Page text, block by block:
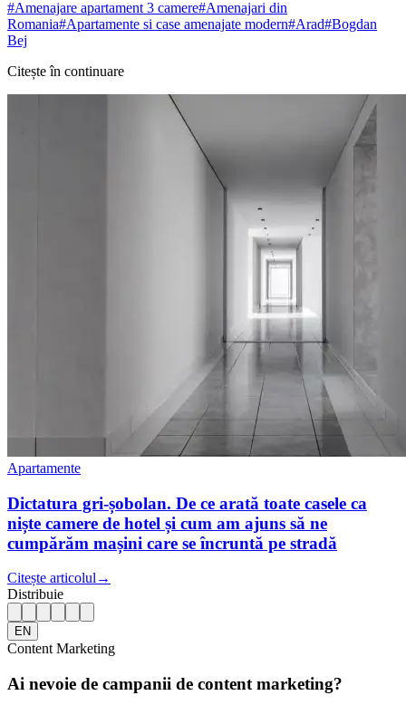
#Amenajare apartament 3 camere#Amenajari din
Romania#Apartamente si case amenajate modern#Arad#Bogdan
Bej
Citește în continuare
Apartamente
Dictatura gri-șobolan. De ce arată toate casele ca
niște camere de hotel și cum am ajuns să ne
cumpărăm mașini care se încruntă pe stradă
Citește articolul →
Distribuie
EN
Content Marketing
Ai nevoie de campanii de content marketing?